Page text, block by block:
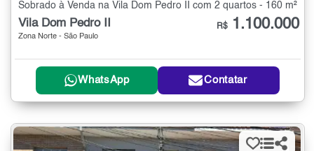
Sobrado à Venda na Vila Dom Pedro II com 2 quartos - 160 m²
Vila Dom Pedro II
Zona Norte - São Paulo
R$ 1.100.000
WhatsApp Contatar